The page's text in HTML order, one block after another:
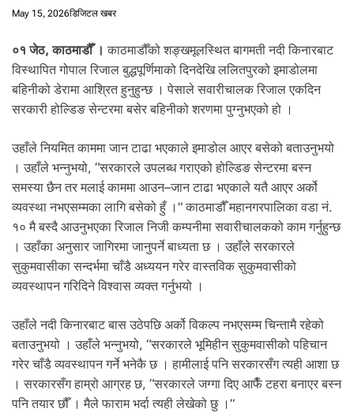
N
e
p
a
i
May 15, 2026डिजिटल खबर
०१ जेठ, काठमाडौँ ।काठमाडौँको शङ्खमूलस्थित बागमती नदी किनारबाट
विस्थापित गोपाल रिजाल बुद्धपूर्णिमाको दिनदेखि ललितपुरको इमाडोलमा
बहिनीको डेरामा आश्रित हुनुहुन्छ । पेसाले सवारीचालक रिजाल एकदिन
सरकारी होल्डिङ सेन्टरमा बसेर बहिनीको शरणमा पुग्नुभएको हो ।
उहाँले नियमित काममा जान टाढा भएकाले इमाडोल आएर बसेको बताउनुभयो
। उहाँले भन्नुभयो, “सरकारले उपलब्ध गराएको होल्डिङ सेन्टरमा बस्न
समस्या छैन तर मलाई काममा आउन–जान टाढा भएकाले यतै आएर अर्को
व्यवस्था नभएसम्मका लागि बसेको हुँ ।” काठमाडौँ महानगरपालिका वडा नं.
१० मै बस्दै आउनुभएका रिजाल निजी कम्पनीमा सवारीचालकको काम गर्नुहुन्छ
। उहाँका अनुसार जागिरमा जानुपर्ने बाध्यता छ । उहाँले सरकारले
सुकुमवासीका सन्दर्भमा चाँडै अध्ययन गरेर वास्तविक सुकुमवासीको
व्यवस्थापन गरिदिने विश्वास व्यक्त गर्नुभयो ।
उहाँले नदी किनारबाट बास उठेपछि अर्को विकल्प नभएसम्म चिन्तामै रहेको
बताउनुभयो । उहाँले भन्नुभयो, “सरकारले भूमिहीन सुकुमवासीको पहिचान
गरेर चाँडै व्यवस्थापन गर्ने भनेकै छ । हामीलाई पनि सरकारसँग त्यही आशा छ
। सरकारसँग हाम्रो आग्रह छ, “सरकारले जग्गा दिए आफैँ टहरा बनाएर बस्न
पनि तयार छौँ । मैले फाराम भर्दा त्यही लेखेको छु ।”